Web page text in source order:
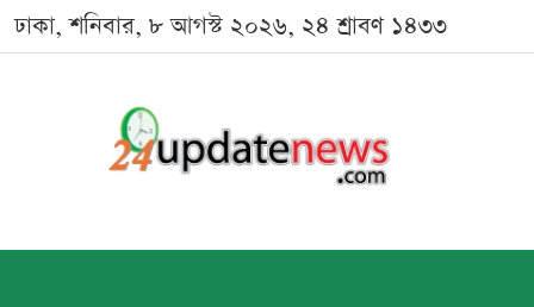
ঢাকা, শনিবার, ৮ আগস্ট ২০২৬, ২৪ শ্রাবণ ১৪৩৩